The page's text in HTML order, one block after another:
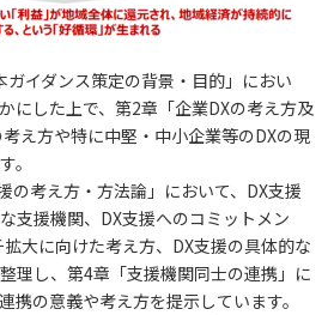
イダンス策定の背景・目的」におい
にした上で、第2章「企業DXの考え方及
え方や特に中堅・中小企業等のDXの現
。
の考え方・方法論」において、DX支援
支援機関、DX支援へのコミットメン
大に向けた考え方、DX支援の具体的な
理し、第4章「支援機関同士の連携」に
携の意義や考え方を提示しています。